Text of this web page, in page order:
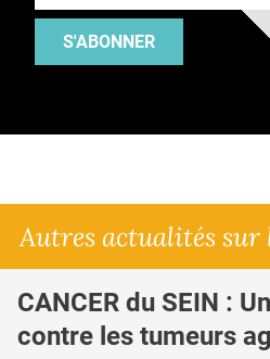
S'ABONNER
Autres actualités sur
CANCER du SEIN :
contre les tumeurs